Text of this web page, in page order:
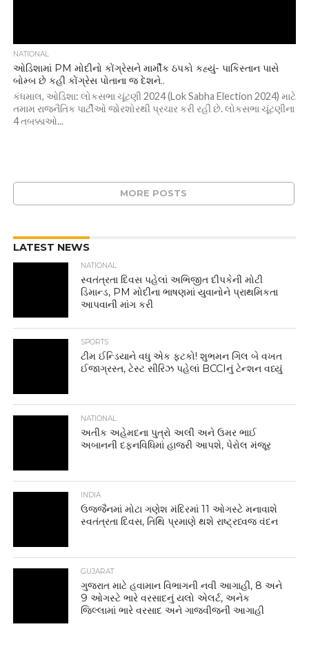
NATIONAL
ઓડિશામાં PM મોદીનો કોંગ્રેસને માર્મીક ઠપકો કહ્યું- પાકિસ્તાન પાસે
બોમ્બ છે કહી કોંગ્રેસ પોતાના જ દેશને..
કંધમાલ, ઓડિશા: લોકસભા ચૂંટણી 2024 (Lok Sabha Election 2024) માટે
તમામ રાજનૈતિક પાર્ટીઓ જોરશોરથી પ્રચાર કરી રહી છે. લોકસભા ચૂંટણીના
4 તબક્કાઓ...
MORE POSTS
LATEST NEWS
NATIONAL
સ્વતંત્રતા દિવસ પહેલાં અભિજીત દીપકેની મોટી
ડિમાન્ડ, PM મોદીના ભાષણમાં યુવાનોને પ્રાથમિકતા
આપવાની માંગ કરી
SPORTS
ટીમ ઈન્ડિયાને વધુ એક ફટકો! શુભમન ગિલ બે વખત
ઈજાગ્રસ્ત, ટેસ્ટ સીરિઝ પહેલાં BCCIનું ટેન્શન વધ્યું
NATIONAL
અતીક અહેમદના પુત્રો અલી અને ઉમર ભાઈ
અબાનની દફનવિધિમાં હાજરી આપશે, પેરોલ મંજૂર
INDIA
ઉજ્જૈનમાં મોટા ગણેશ મંદિરમાં 11 ઓગસ્ટે મનાવાશે
સ્વતંત્રતા દિવસ, તિથિ પ્રમાણે થશે રાષ્ટ્રધ્વજ વંદન
GUJARAT
ગુજરાત માટે હવામાન વિભાગની નવી આગાહી, 8 અને
9 ઓગસ્ટે ભારે વરસાદનું યલો એલર્ટ, અનેક
જિલ્લામાં ભારે વરસાદ અને ગાજવીજની આગાહી